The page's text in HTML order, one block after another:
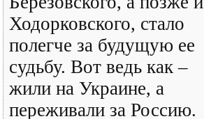
Ходорковского, стало
полегче за будущую ее
судьбу. Вот ведь как –
жили на Украине, а
переживали за Россию.